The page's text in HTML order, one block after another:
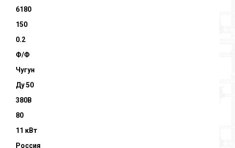
6180
150
0.2
Ф/Ф
Чугун
Ду 50
380В
80
11 кВт
Россия